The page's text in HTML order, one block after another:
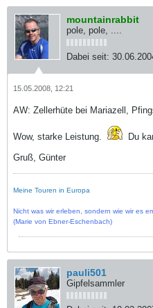
mountainrabbit
pole, pole, ....
Dabei seit:
15.05.2008, 12:21
AW: Zellerhüte bei Mariazell,
Wow, starke Leistung.
Du
Gruß, Günter
Meine Touren in Europa
Nicht was wir erleben, sondern wie wir es
(Marie von Ebner-Eschenbach)
pauli501
Gipfelsammler